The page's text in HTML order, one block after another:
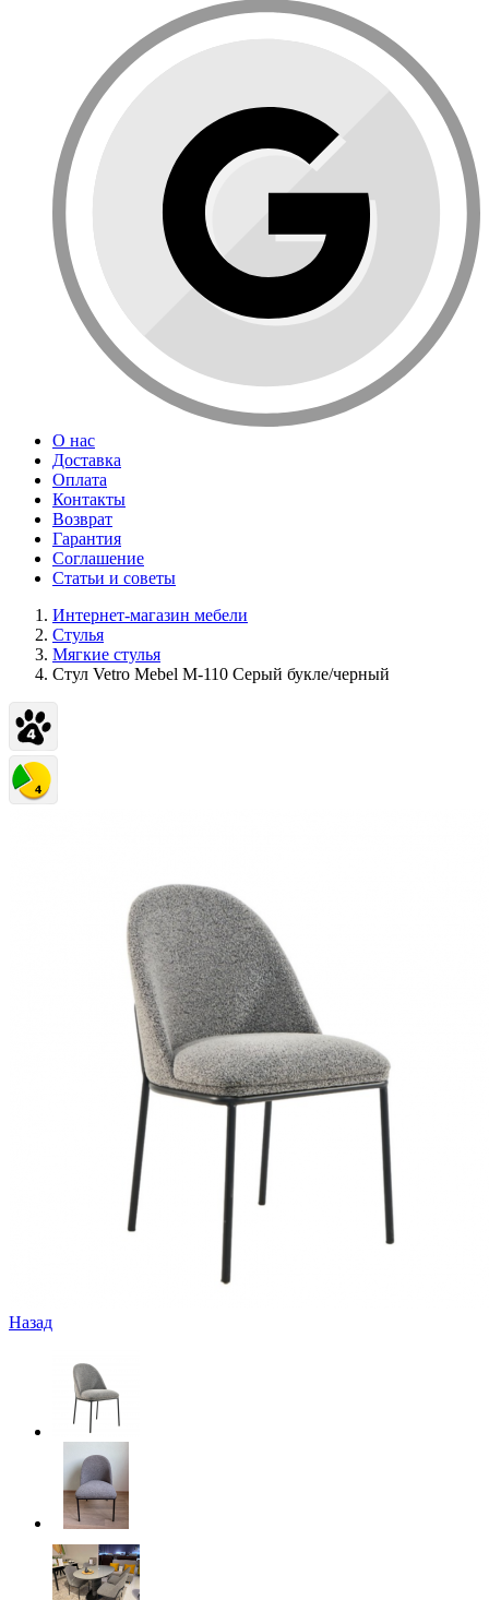
О нас
Доставка
Оплата
Контакты
Возврат
Гарантия
Соглашение
Статьи и советы
Интернет-магазин мебели
Стулья
Мягкие стулья
Стул Vetro Mebel M-110 Серый букле/черный
Назад